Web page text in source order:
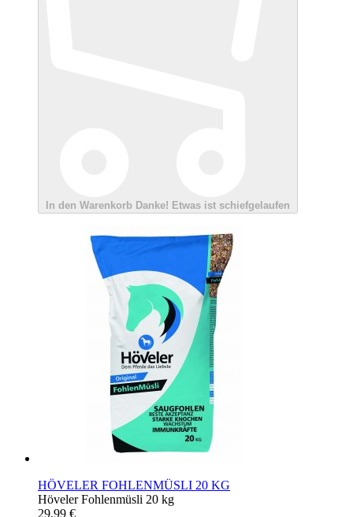
In den Warenkorb Danke! Etwas ist schiefgelaufen
HÖVELER FOHLENMÜSLI 20 KG
Höveler Fohlenmüsli 20 kg
29,99 €